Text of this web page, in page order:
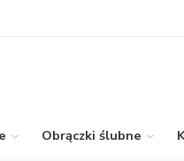
Obrączki ślubne